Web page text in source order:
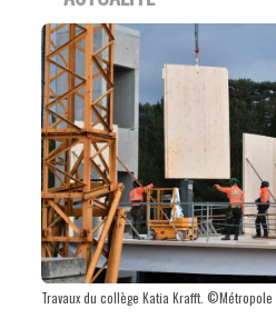
Travaux du collège Katia Krafft. ©Métropole